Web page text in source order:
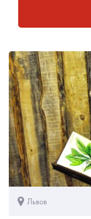
Львов